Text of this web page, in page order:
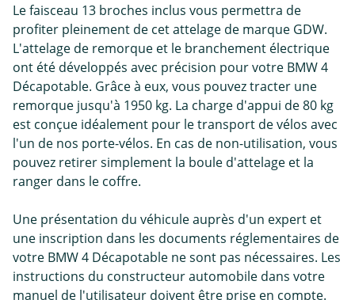
Le faisceau 13 broches inclus vous permettra de
profiter pleinement de cet attelage de marque GDW.
L'attelage de remorque et le branchement électrique
ont été développés avec précision pour votre BMW 4
Décapotable. Grâce à eux, vous pouvez tracter une
remorque jusqu'à 1950 kg. La charge d'appui de 80 kg
est conçue idéalement pour le transport de vélos avec
l'un de nos porte-vélos. En cas de non-utilisation, vous
pouvez retirer simplement la boule d'attelage et la
ranger dans le coffre.
Une présentation du véhicule auprès d'un expert et
une inscription dans les documents réglementaires de
votre BMW 4 Décapotable ne sont pas nécessaires. Les
instructions du constructeur automobile dans votre
manuel de l'utilisateur doivent être prise en compte.